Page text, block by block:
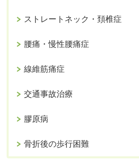
ストレートネック・頚椎症
腰痛・慢性腰痛症
線維筋痛症
交通事故治療
膠原病
骨折後の歩行困難